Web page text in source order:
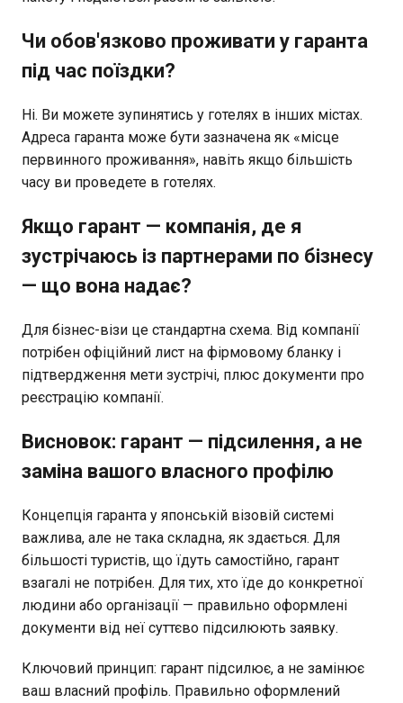
Чи обов'язково проживати у гаранта
під час поїздки?
Ні. Ви можете зупинятись у готелях в інших містах.
Адреса гаранта може бути зазначена як «місце
первинного проживання», навіть якщо більшість
часу ви проведете в готелях.
Якщо гарант — компанія, де я
зустрічаюсь із партнерами по бізнесу
— що вона надає?
Для бізнес-візи це стандартна схема. Від компанії
потрібен офіційний лист на фірмовому бланку і
підтвердження мети зустрічі, плюс документи про
реєстрацію компанії.
Висновок: гарант — підсилення, а не
заміна вашого власного профілю
Концепція гаранта у японській візовій системі
важлива, але не така складна, як здається. Для
більшості туристів, що їдуть самостійно, гарант
взагалі не потрібен. Для тих, хто їде до конкретної
людини або організації — правильно оформлені
документи від неї суттєво підсилюють заявку.
Ключовий принцип: гарант підсилює, а не замінює
ваш власний профіль. Правильно оформлений